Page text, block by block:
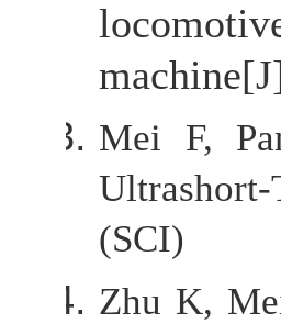
Mei F,
Ultrashort-
(SCI)
Zhu K,